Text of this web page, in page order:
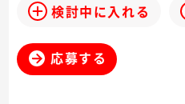
検討中に入れる
応募する